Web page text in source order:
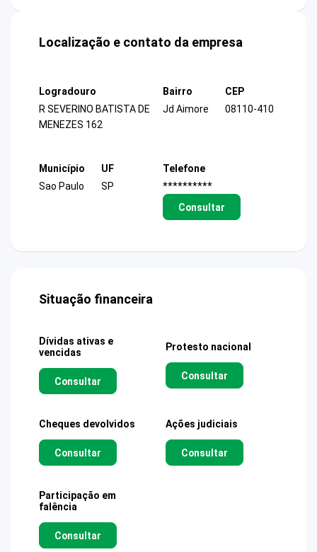
Localização e contato da empresa
Logradouro
R SEVERINO BATISTA DE
MENEZES 162
Bairro
Jd Aimore
CEP
08110-410
Município
Sao Paulo
UF
SP
Telefone
**********
Consultar
Situação financeira
Dívidas ativas e
vencidas
Consultar
Protesto nacional
Consultar
Cheques devolvidos
Consultar
Ações judiciais
Consultar
Participação em
falência
Consultar